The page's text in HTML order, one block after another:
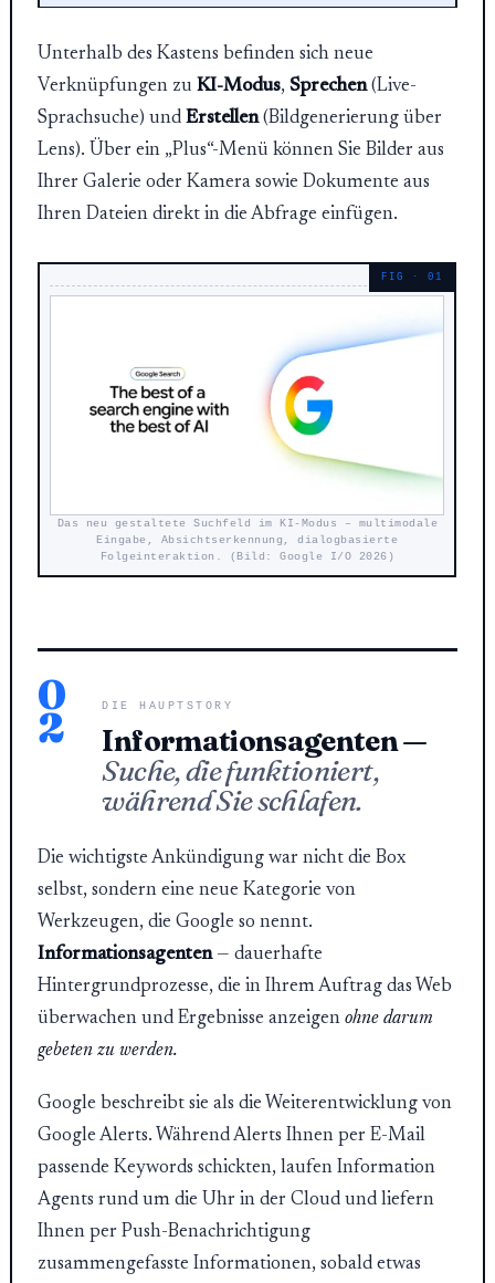
Unterhalb des Kastens befinden sich neue
Verknüpfungen zuKI-Modus,Sprechen(Live-
Sprachsuche) undErstellen(Bildgenerierung über
Lens). Über ein „Plus“-Menü können Sie Bilder aus
Ihrer Galerie oder Kamera sowie Dokumente aus
Ihren Dateien direkt in die Abfrage einfügen.
Das neu gestaltete Suchfeld im KI-Modus – multimodale
Eingabe, Absichtserkennung, dialogbasierte
Folgeinteraktion. (Bild: Google I/O 2026)
0
2 DIE HAUPTSTORY
Informationsagenten —
Suche, die funktioniert,
während Sie schlafen.
Die wichtigste Ankündigung war nicht die Box
selbst, sondern eine neue Kategorie von
Werkzeugen, die Google so nennt.
Informationsagenten— dauerhafte
Hintergrundprozesse, die in Ihrem Auftrag das Web
überwachen und Ergebnisse anzeigenohne darum
gebeten zu werden.
Google beschreibt sie als die Weiterentwicklung von
Google Alerts. Während Alerts Ihnen per E-Mail
passende Keywords schickten, laufen Information
Agents rund um die Uhr in der Cloud und liefern
Ihnen per Push-Benachrichtigung
zusammengefasste Informationen, sobald etwas